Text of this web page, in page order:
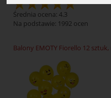
Średnia ocena: 4.3
Na podstawie: 1992 ocen
Balony EMOTY Fiorello 12